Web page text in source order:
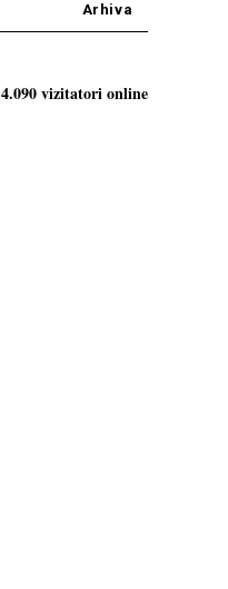
Arhiva
4.090 vizitatori online